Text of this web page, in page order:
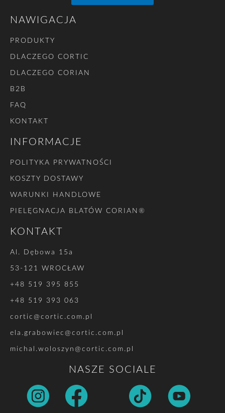
NAWIGACJA
PRODUKTY
DLACZEGO CORTIC
DLACZEGO CORIAN
B2B
FAQ
KONTAKT
INFORMACJE
POLITYKA PRYWATNOŚCI
KOSZTY DOSTAWY
WARUNKI HANDLOWE
PIELĘGNACJA BLATÓW CORIAN®
KONTAKT
Al. Dębowa 15a
53-121 WROCŁAW
+48 519 395 855
+48 519 393 063
cortic@cortic.com.pl
ela.grabowiec@cortic.com.pl
michal.woloszyn@cortic.com.pl
NASZE SOCIALE